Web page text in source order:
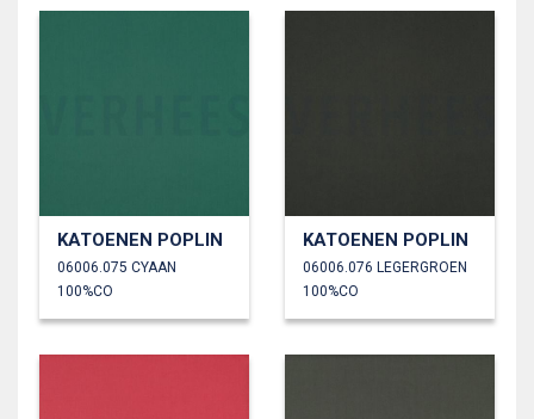
KATOENEN POPLIN
06006.075 CYAAN
100%CO
KATOENEN POPLIN
06006.076 LEGERGROEN
100%CO